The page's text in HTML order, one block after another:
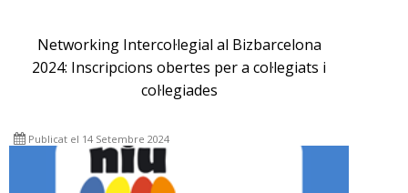
Networking Intercol·legial al Bizbarcelona
2024: Inscripcions obertes per a col·legiats i
col·legiades
Publicat el 14 Setembre 2024